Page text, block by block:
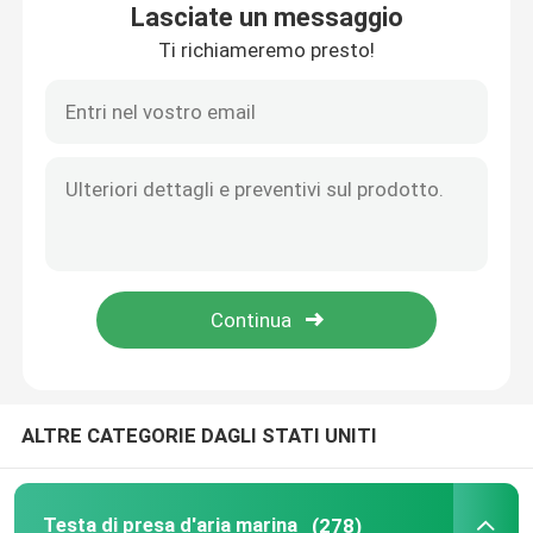
Richiedere un preventivo
Marine può filtrare l'acqua
Marine Sea Water Strainer
Lasciate un messaggio
Ti richiameremo presto!
ALTRE CATEGORIE DAGLI STATI UNITI
Testa di presa d'aria marina (278)